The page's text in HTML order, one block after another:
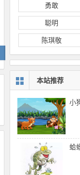
勇敢
聪明
陈琪敬
本站推荐
小
蛤